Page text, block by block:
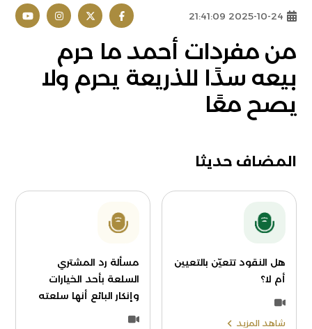
2025-10-24 21:41:09
من مفردات أحمد ما حرم
بيعه سدًا للذريعة يحرم ولا
يصح معًا
المضاف حديثا
هل النقود تتعيّن بالتعيين
أم لا؟
شاهد المزيد
مسألة رد المشتري
السلعة بأحد الخيارات
وإنكار البائع أنها سلعته